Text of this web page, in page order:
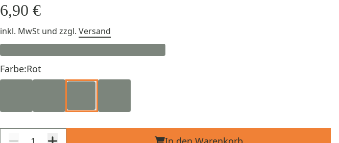
6,90 €
inkl. MwSt und zzgl. Versand
Farbe:Rot